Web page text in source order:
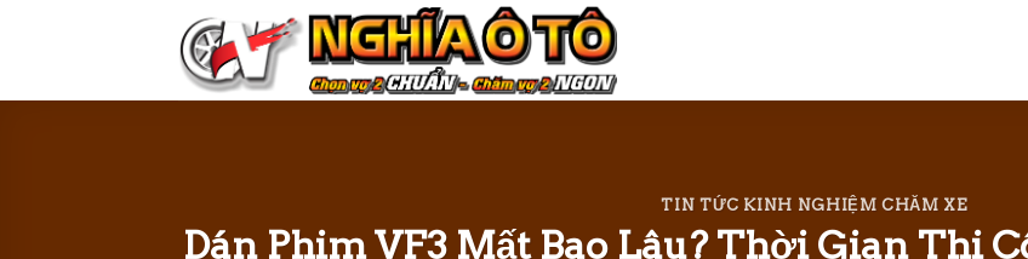
TIN TỨC KINH NGHIỆM CHĂM XE
Dán Phim VF3 Mất Bao Lâu? Thời Gian Thi